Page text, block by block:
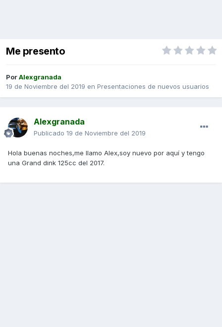
Me presento
PorAlexgranada
19 de Noviembre del 2019 en Presentaciones de nuevos usuarios
Alexgranada
Publicado 19 de Noviembre del 2019
Hola buenas noches,me llamo Alex,soy nuevo por aquí y tengo
una Grand dink 125cc del 2017.